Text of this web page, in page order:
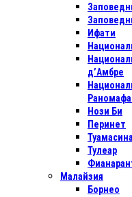
Ифати
д’Амбре
Нози Би
Перинет
Туамасина
Тулеар
Малайзия
Борнео